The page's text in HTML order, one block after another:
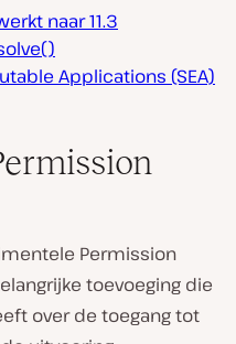
naar 11.3
Applications (SEA)
Permission
toevoeging die
over de toegang tot